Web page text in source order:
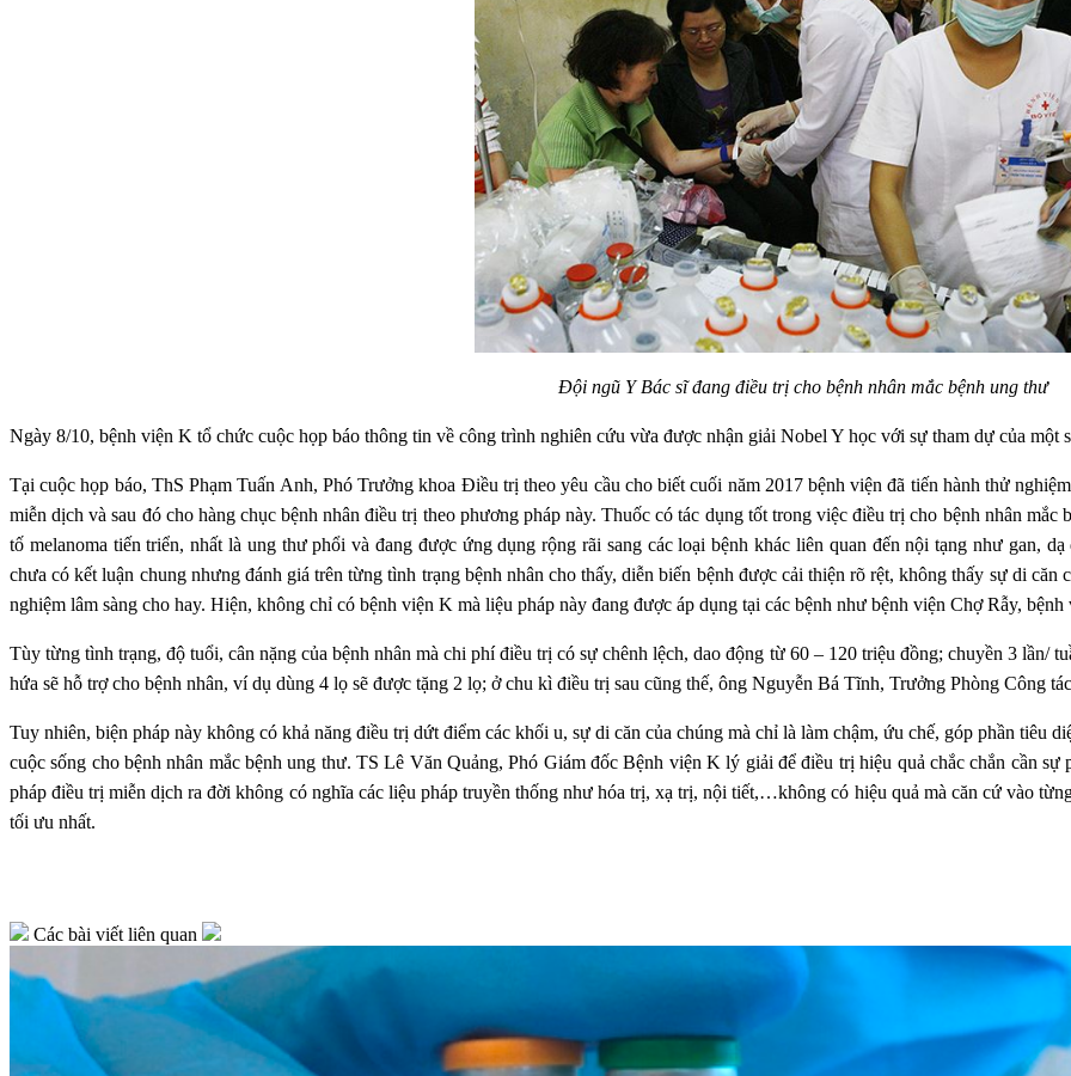
Đội ngũ Y Bác sĩ đang điều trị cho bệnh nhân mắc bệnh ung thư
Ngày 8/10, bệnh viện K tổ chức cuộc họp báo thông tin về công trình nghiên cứu vừa được nhận giải Nobel Y học với sự tham dự của
Tại cuộc họp báo, ThS Phạm Tuấn Anh, Phó Trưởng khoa Điều trị theo yêu cầu cho biết cuối năm 2017 bệnh viện đã tiến hành thử
miễn dịch và sau đó cho hàng chục bệnh nhân điều trị theo phương pháp này. Thuốc có tác dụng tốt trong việc điều trị cho bệnh nhân
tố melanoma tiến triển, nhất là ung thư phổi và đang được ứng dụng rộng rãi sang các loại bệnh khác liên quan đến nội tạng như gan,
chưa có kết luận chung nhưng đánh giá trên từng tình trạng bệnh nhân cho thấy, diễn biến bệnh được cải thiện rõ rệt, không thấy sự di
nghiệm lâm sàng cho hay. Hiện, không chỉ có bệnh viện K mà liệu pháp này đang được áp dụng tại các bệnh như bệnh viện Chợ Rẫy,
Tùy từng tình trạng, độ tuổi, cân nặng của bệnh nhân mà chi phí điều trị có sự chênh lệch, dao động từ 60 – 120 triệu đồng; chuyền 3 lần/
hứa sẽ hỗ trợ cho bệnh nhân, ví dụ dùng 4 lọ sẽ được tặng 2 lọ; ở chu kì điều trị sau cũng thế, ông Nguyễn Bá Tĩnh, Trưởng Phòng Công
Tuy nhiên, biện pháp này không có khả năng điều trị dứt điểm các khối u, sự di căn của chúng mà chỉ là làm chậm, ứu chế, góp phần tiêu
cuộc sống cho bệnh nhân mắc bệnh ung thư. TS Lê Văn Quảng, Phó Giám đốc Bệnh viện K lý giải để điều trị hiệu quả chắc chắn cần
pháp điều trị miễn dịch ra đời không có nghĩa các liệu pháp truyền thống như hóa trị, xạ trị, nội tiết,…không có hiệu quả mà căn cứ vào
tối ưu nhất.
Các bài viết liên quan